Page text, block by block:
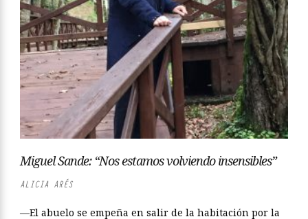
Miguel Sande: “Nos estamos volviendo insensibles”
ALICIA ARÉS
—El abuelo se empeña en salir de la habitación por la